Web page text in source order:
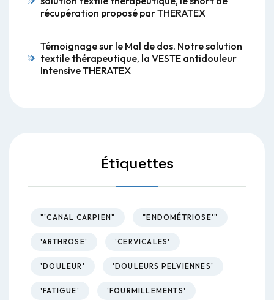
récupération proposé par THERATEX
Témoignage sur le Mal de dos. Notre solution
textile thérapeutique, la VESTE antidouleur
Intensive THERATEX
Étiquettes
"'CANAL CARPIEN" "ENDOMÉTRIOSE'"
'ARTHROSE' 'CERVICALES'
'DOULEUR' 'DOULEURS PELVIENNES'
'FATIGUE' 'FOURMILLEMENTS'